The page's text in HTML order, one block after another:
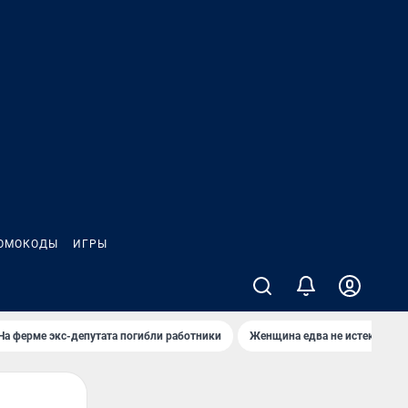
ИГРЫ
ферме экс-депутата погибли работники Женщина едва не истекла